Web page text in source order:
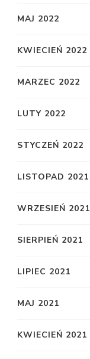
MAJ 2022
KWIECIEŃ 2022
MARZEC 2022
LUTY 2022
STYCZEŃ 2022
LISTOPAD 2021
WRZESIEŃ 2021
SIERPIEŃ 2021
LIPIEC 2021
MAJ 2021
KWIECIEŃ 2021